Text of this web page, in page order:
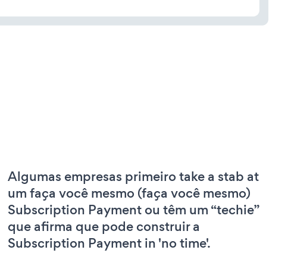
Algumas empresas primeiro take a stab at
um faça você mesmo (faça você mesmo)
Subscription Payment ou têm um “techie”
que afirma que pode construir a
Subscription Payment in 'no time'.